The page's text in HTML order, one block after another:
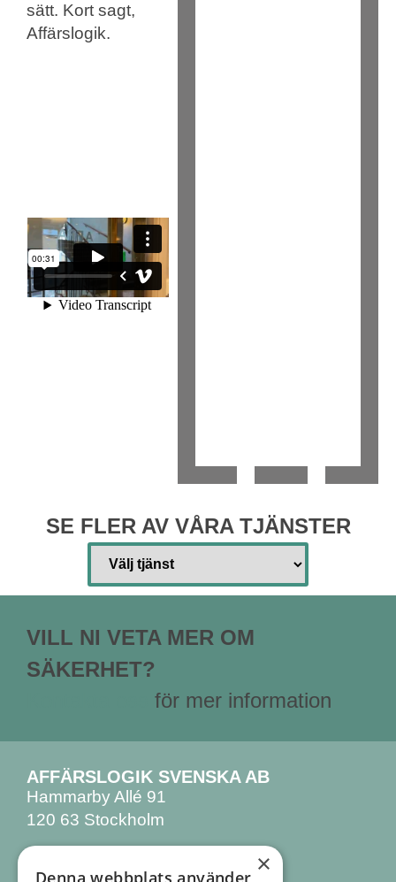
sätt. Kort sagt,
Affärslogik.
SE FLER AV VÅRA TJÄNSTER
VILL NI VETA MER OM
SÄKERHET?
för mer information
AFFÄRSLOGIK SVENSKA AB
Hammarby Allé 91
120 63 Stockholm
KONTAKTA OSS ×
Denna webbplats använder